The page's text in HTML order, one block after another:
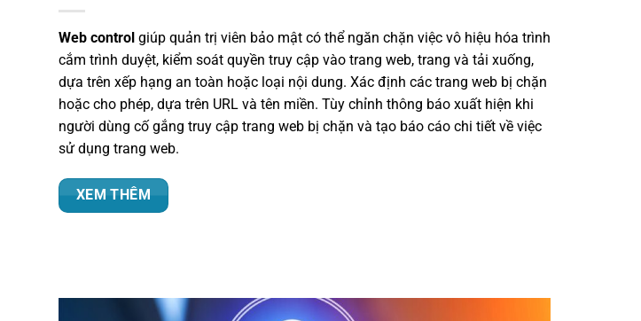
Web control giúp quản trị viên bảo mật có thể ngăn chặn việc vô hiệu hóa trình
cắm trình duyệt, kiểm soát quyền truy cập vào trang web, trang và tải xuống,
dựa trên xếp hạng an toàn hoặc loại nội dung. Xác định các trang web bị chặn
hoặc cho phép, dựa trên URL và tên miền. Tùy chỉnh thông báo xuất hiện khi
người dùng cố gắng truy cập trang web bị chặn và tạo báo cáo chi tiết về việc
sử dụng trang web.
XEM THÊM